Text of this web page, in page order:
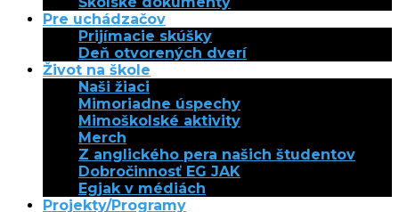
Pre uchádzačov
Prijímacie skúšky
Deň otvorených dverí
Život na škole
Naši žiaci
Mimoriadne úspechy
Mimoškolské aktivity
Merch
Z anglického pera našich študentov
Dobročinnosť EG JAK
Egjak v médiách
Projekty/Programy